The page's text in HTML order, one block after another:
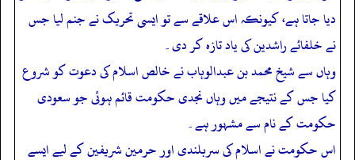
دیا جاتا ہے، کیونکہ اس علاقے سے تو ایسی تحریک نے جنم لیا جس
نے خلفائے راشدین کی یاد تازہ کر دی۔
وہاں سے شیخ محمد بن عبدالوہاب نے خالص اسلام کی دعوت کو شروع
کیا جس کے نتیجے میں وہاں نجدی حکومت قائم ہوئی جو سعودی
حکومت کے نام سے مشہور ہے۔
اس حکومت نے اسلام کی سربلندی اور حرمین شریفین کے لیے ایسے